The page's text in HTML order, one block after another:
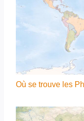
Où se trouve les